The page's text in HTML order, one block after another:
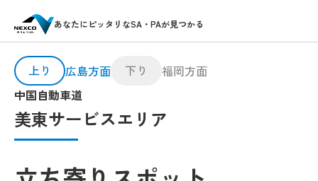
あなたにピッタリなSA・PAが見つかる
中国自動車道
美東サービスエリア
上り 広島方面 下り 福岡方面